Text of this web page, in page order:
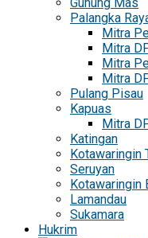
Palangka
Mitra
Mitra
Mitra
Mitra
Pulang Pisau
Kapuas
Mitra
Katingan
Kotawaringin
Seruyan
Kotawaringin
Lamandau
Sukamara
Hukrim